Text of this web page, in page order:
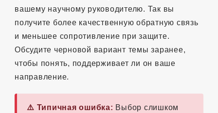
вашему научному руководителю. Так вы
получите более качественную обратную связь
и меньшее сопротивление при защите.
Обсудите черновой вариант темы заранее,
чтобы понять, поддерживает ли он ваше
направление.
⚠️ Типичная ошибка: Выбор слишком